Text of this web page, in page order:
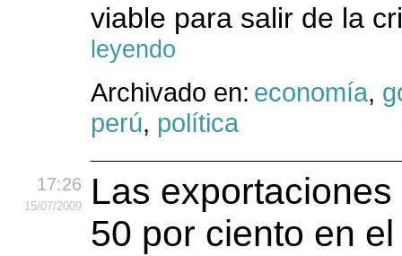
viable para salir de la
leyendo
Archivado en: economía,
perú, política
17:26
15/07/2009
Las
50 por ciento en